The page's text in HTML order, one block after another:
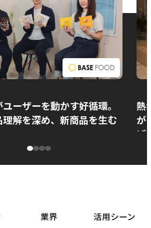
お問い合わせ
ーザーを動かす好循環。
解を深め、新商品を生む
熱
が
ぱ
業界 活用シーン